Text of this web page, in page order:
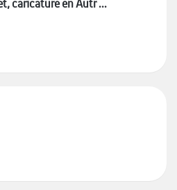
caricature en Autr ...